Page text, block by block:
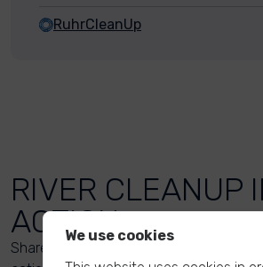
RuhrCleanUp
RIVER CLEANUP
ACTION
Share your action photos here and
We use cookies